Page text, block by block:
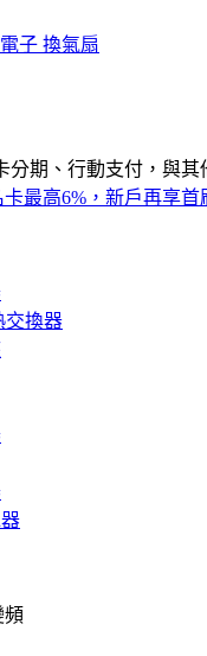
子 換氣扇
分期、行動支付，與其
卡最高6%，新戶再享首
交換器
頻